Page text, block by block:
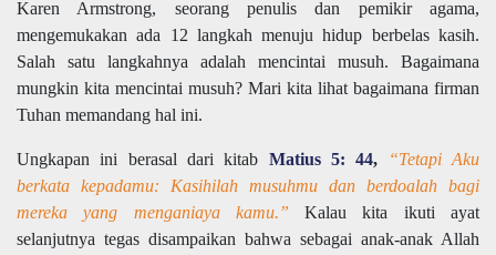
Karen Armstrong, seorang penulis dan pemikir agama,
mengemukakan ada 12 langkah menuju hidup berbelas kasih.
Salah satu langkahnya adalah mencintai musuh. Bagaimana
mungkin kita mencintai musuh? Mari kita lihat bagaimana firman
Tuhan memandang hal ini.
Ungkapan ini berasal dari kitab Matius 5: 44,
“Tetapi Aku
berkata kepadamu: Kasihilah musuhmu dan berdoalah bagi
mereka yang menganiaya kamu.”Kalau kita ikuti ayat
selanjutnya tegas disampaikan bahwa sebagai anak-anak Allah